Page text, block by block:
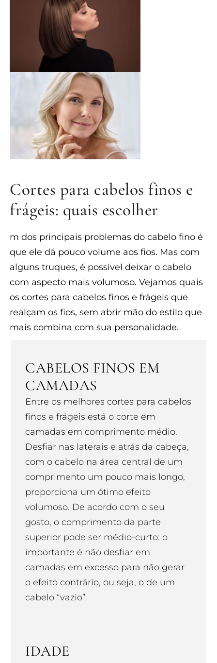
Cortes para cabelos finos e
frágeis: quais escolher
m dos principais problemas do cabelo fino é
que ele dá pouco volume aos fios. Mas com
alguns truques, é possível deixar o cabelo
com aspecto mais volumoso. Vejamos quais
os cortes para cabelos finos e frágeis que
realçam os fios, sem abrir mão do estilo que
mais combina com sua personalidade.
CABELOS FINOS EM
CAMADAS
Entre os melhores cortes para cabelos
finos e frágeis está o corte em
camadas em comprimento médio.
Desfiar nas laterais e atrás da cabeça,
com o cabelo na área central de um
comprimento um pouco mais longo,
proporciona um ótimo efeito
volumoso. De acordo com o seu
gosto, o comprimento da parte
superior pode ser médio-curto: o
importante é não desfiar em
camadas em excesso para não gerar
o efeito contrário, ou seja, o de um
cabelo “vazio”.
IDADE